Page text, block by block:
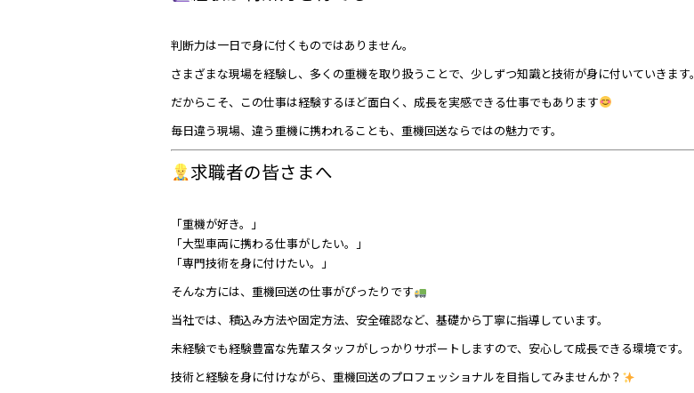
判断力は一日で身に付くものではありません。
さまざまな現場を経験し、多くの重機を取り扱うことで、少しずつ知識と技術が身に付いていきます。
だからこそ、この仕事は経験するほど面白く、成長を実感できる仕事でもあります
毎日違う現場、違う重機に携われることも、重機回送ならではの魅力です。
求職者の皆さまへ
「重機が好き。」
「大型車両に携わる仕事がしたい。」
「専門技術を身に付けたい。」
そんな方には、重機回送の仕事がぴったりです
当社では、積込み方法や固定方法、安全確認など、基礎から丁寧に指導しています。
未経験でも経験豊富な先輩スタッフがしっかりサポートしますので、安心して成長できる環境です。
技術と経験を身に付けながら、重機回送のプロフェッショナルを目指してみませんか？